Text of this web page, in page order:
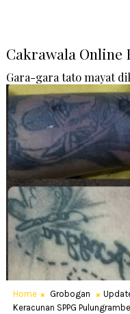
Cakrawala Online
Gara-gara tato mayat
Home Grobogan
Keracunan SPPG